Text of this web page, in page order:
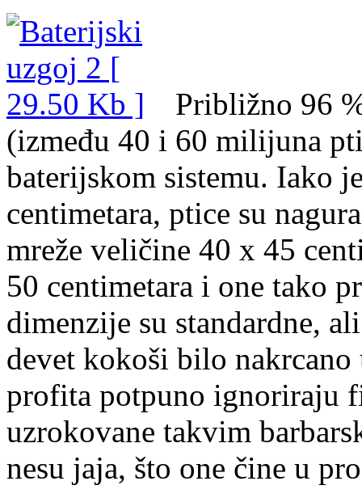
Približno 96
(između 40 i 60 milijuna
baterijskom sistemu. Iako
centimetara, ptice su
mreže veličine 40 x 45
50 centimetara i one tako
dimenzije su standardne,
devet kokoši bilo
profita potpuno ignoriraju
uzrokovane takvim
nesu jaja, što one čine u